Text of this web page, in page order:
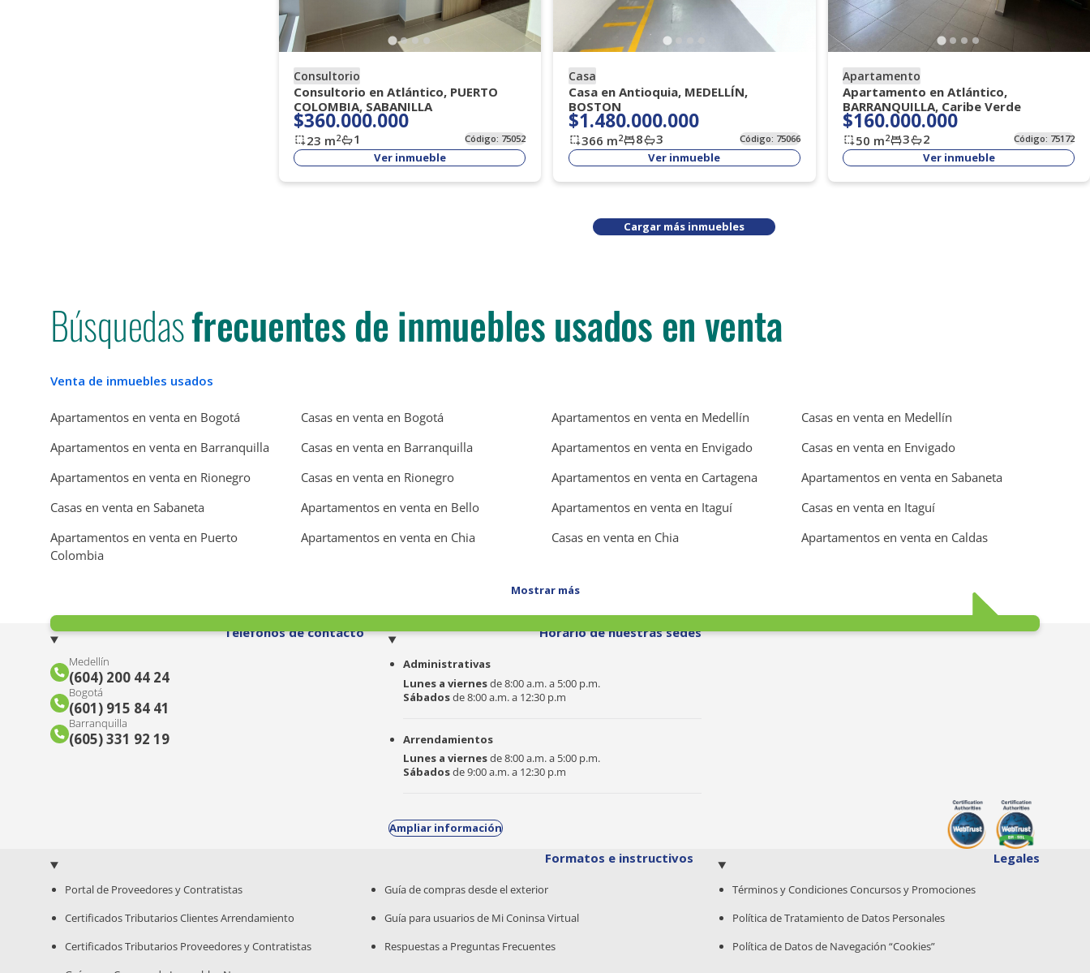
Consultorio
Consultorio en Atlántico, PUERTO
COLOMBIA, SABANILLA
$360.000.000
23 m2 1 Código: 75052
Ver inmueble
Casa
Casa en Antioquia, MEDELLÍN,
BOSTON
$1.480.000.000
366 m2 8 3 Código: 75066
Ver inmueble
Apartamento
Apartamento en Atlántico,
BARRANQUILLA, Caribe Verde
$160.000.000
50 m2 3 2 Código: 75172
Ver inmueble
Cargar más inmuebles
Búsquedasfrecuentes de inmuebles usados en venta
Venta de inmuebles usados
Apartamentos en venta en Bogotá Casas en venta en Bogotá Apartamentos en venta en Medellín
Casas en venta en Medellín
Apartamentos en venta en Barranquilla
Casas en venta en Barranquilla Apartamentos en venta en Envigado
Casas en venta en Envigado
Apartamentos en venta en Rionegro
Casas en venta en Rionegro Apartamentos en venta en Cartagena
Apartamentos en venta en Sabaneta
Casas en venta en Sabaneta
Apartamentos en venta en Bello Apartamentos en venta en Itaguí
Casas en venta en Itaguí
Apartamentos en venta en Puerto
Colombia
Apartamentos en venta en Chia Casas en venta en Chia Apartamentos en venta en Caldas
Mostrar más
Teléfonos de contacto
Medellín
(604) 200 44 24
Bogotá
(601) 915 84 41
Barranquilla
(605) 331 92 19
Horario de nuestras sedes
Administrativas
Lunes a viernesde 8:00 a.m. a 5:00 p.m.
Sábadosde 8:00 a.m. a 12:30 p.m
Arrendamientos
Lunes a viernesde 8:00 a.m. a 5:00 p.m.
Sábadosde 9:00 a.m. a 12:30 p.m
Ampliar información
Formatos e instructivos
Portal de Proveedores y Contratistas
Certificados Tributarios Clientes Arrendamiento
Certificados Tributarios Proveedores y Contratistas
Guía de compras desde el exterior
Guía para usuarios de Mi Coninsa Virtual
Respuestas a Preguntas Frecuentes
Legales
Términos y Condiciones Concursos y Promociones
Política de Tratamiento de Datos Personales
Política de Datos de Navegación “Cookies”